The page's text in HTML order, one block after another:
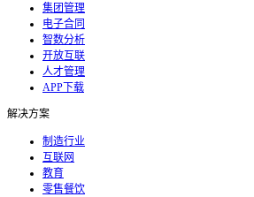
集团管理
电子合同
智数分析
开放互联
人才管理
APP下载
解决方案
制造行业
互联网
教育
零售餐饮